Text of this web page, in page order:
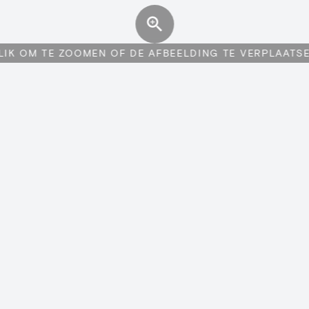
OM TE ZOOMEN OF DE AFBEELDING TE